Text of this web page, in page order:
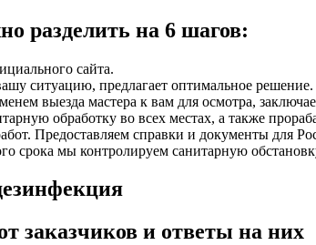
разделить на 6 шагов:
сайта.
ситуацию, предлагает оптимальное решение.
выезда мастера к вам для осмотра,
обработку во всех местах, а также
Предоставляем справки и документы для
срока мы контролируем санитарную
заказчиков и ответы на них